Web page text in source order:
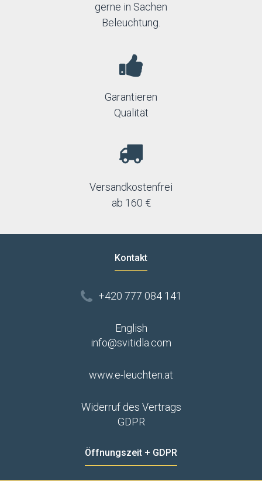
gerne in Sachen
Beleuchtung.
Garantieren
Qualität
Versandkostenfrei
ab 160 €
Kontakt
+420 777 084 141
English
info@svitidla.com
www.e-leuchten.at
Widerruf des Vertrags
GDPR
Öffnungszeit + GDPR